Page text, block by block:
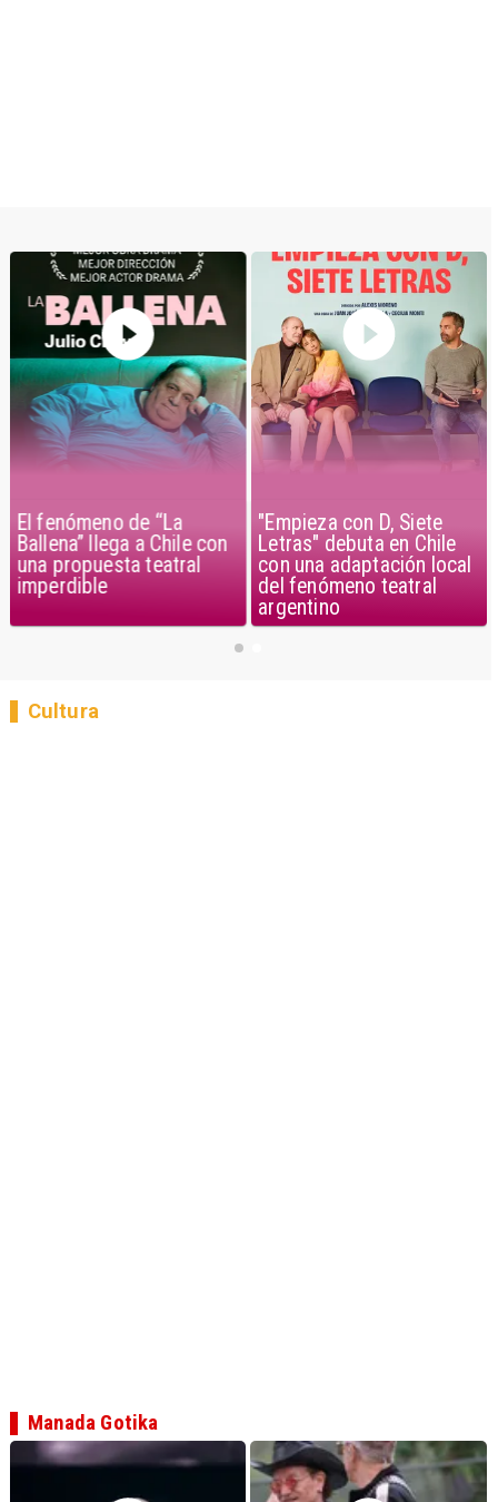
El fenómeno de “La
Ballena” llega a Chile con
una propuesta teatral
imperdible
"Empieza con D, Siete
Letras" debuta en Chile
con una adaptación local
del fenómeno teatral
argentino
Cultura
Manada Gotika